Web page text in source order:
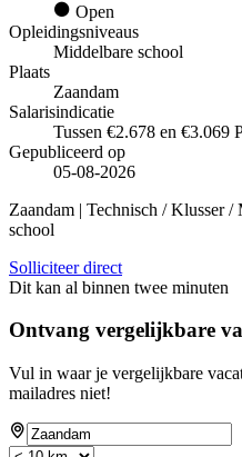
Open
Opleidingsniveaus
Middelbare school
Plaats
Zaandam
Salarisindicatie
Tussen €2.678 en €3.069
Gepubliceerd op
05-08-2026
Zaandam | Technisch / Klusser
school
Solliciteer direct
Dit kan al binnen twee minuten
Ontvang vergelijkbare
Vul in waar je vergelijkbare
mailadres niet!